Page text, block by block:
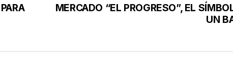
MERCADO “EL PROGRESO”, EL
UN